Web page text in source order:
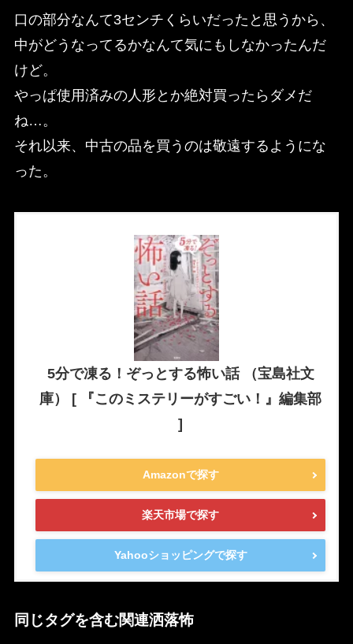
口の部分なんて3センチくらいだったと思うから、
中がどうなってるかなんて気にもしなかったんだ
けど。
やっぱ使用済みの人形とか絶対買ったらダメだ
ね…。
それ以来、中古の品を買うのは敬遠するようにな
った。
5分で凍る！ぞっとする怖い話 （宝島社文
庫） [ 『このミステリーがすごい！』編集部
]
Amazonで探す
楽天市場で探す
Yahooショッピングで探す
同じタグを含む関連洒落怖